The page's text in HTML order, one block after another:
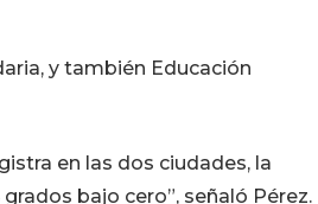
y también Educación
en las dos ciudades, la
bajo cero”, señaló Pérez.